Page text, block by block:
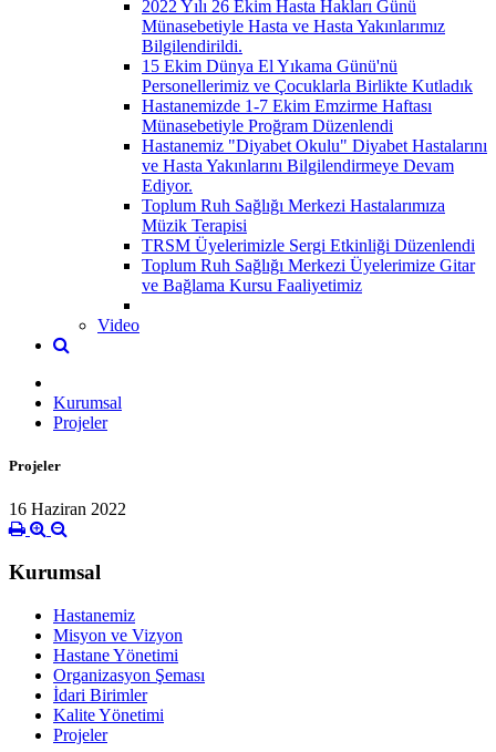
2022 Yılı 26 Ekim Hasta Hakları Günü
Münasebetiyle Hasta ve Hasta Yakınlarımız
Bilgilendirildi.
15 Ekim Dünya El Yıkama Günü'nü
Personellerimiz ve Çocuklarla Birlikte Kutladık
Hastanemizde 1-7 Ekim Emzirme Haftası
Münasebetiyle Proğram Düzenlendi
Hastanemiz "Diyabet Okulu" Diyabet Hastalarını
ve Hasta Yakınlarını Bilgilendirmeye Devam
Ediyor.
Toplum Ruh Sağlığı Merkezi Hastalarımıza
Müzik Terapisi
TRSM Üyelerimizle Sergi Etkinliği Düzenlendi
Toplum Ruh Sağlığı Merkezi Üyelerimize Gitar
ve Bağlama Kursu Faaliyetimiz
Video
Kurumsal
Projeler
Projeler
16 Haziran 2022
Kurumsal
Hastanemiz
Misyon ve Vizyon
Hastane Yönetimi
Organizasyon Şeması
İdari Birimler
Kalite Yönetimi
Projeler